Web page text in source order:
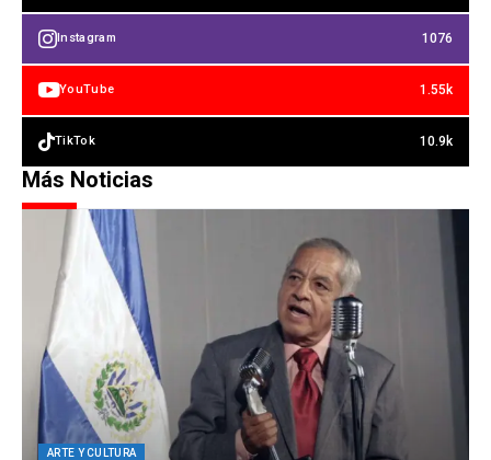
Instagram 1076
YouTube 1.55k
TikTok 10.9k
Más Noticias
ARTE Y CULTURA